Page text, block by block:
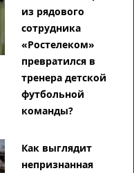
из рядового
сотрудника
«Ростелеком»
превратился в
тренера детской
футбольной
команды?
Как выглядит
непризнанная